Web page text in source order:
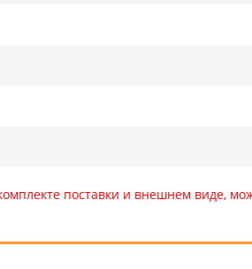
поставки и внешнем виде,